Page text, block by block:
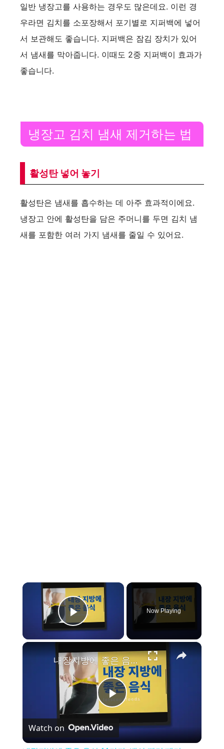
일반 냉장고를 사용하는 경우도 많은데요. 이런 경
우라면 김치를 소포장해서 포기별로 지퍼백에 넣어
서 보관해도 좋습니다. 지퍼백은 잠김 장치가 있어
서 냄새를 막아줍니다. 이때도 2중 지퍼백이 효과가
좋습니다.
냉장고 김치 냄새 제거하는 법
활성탄 넣어 놓기
활성탄은 냄새를 흡수하는 데 아주 효과적이에요.
냉장고 안에 활성탄을 담은 주머니를 두면 김치 냄
새를 포함한 여러 가지 냄새를 줄일 수 있어요.
×
Play Video
Now Playing
×
P
l
내장지방에 좋은 음식 11가지, 뱃살 빨리 빼기
Watch on